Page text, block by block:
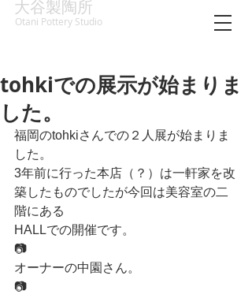
大谷製陶所
Otani Pottery Studio
tohkiでの展示が始まりま
した。
福岡のtohkiさんでの２人展が始まりま
した。
3年前に行った本店（？）は一軒家を改
築したものでしたが今回は美容室の二
階にある
HALLでの開催です。
📷
オーナーの中園さん。
📷